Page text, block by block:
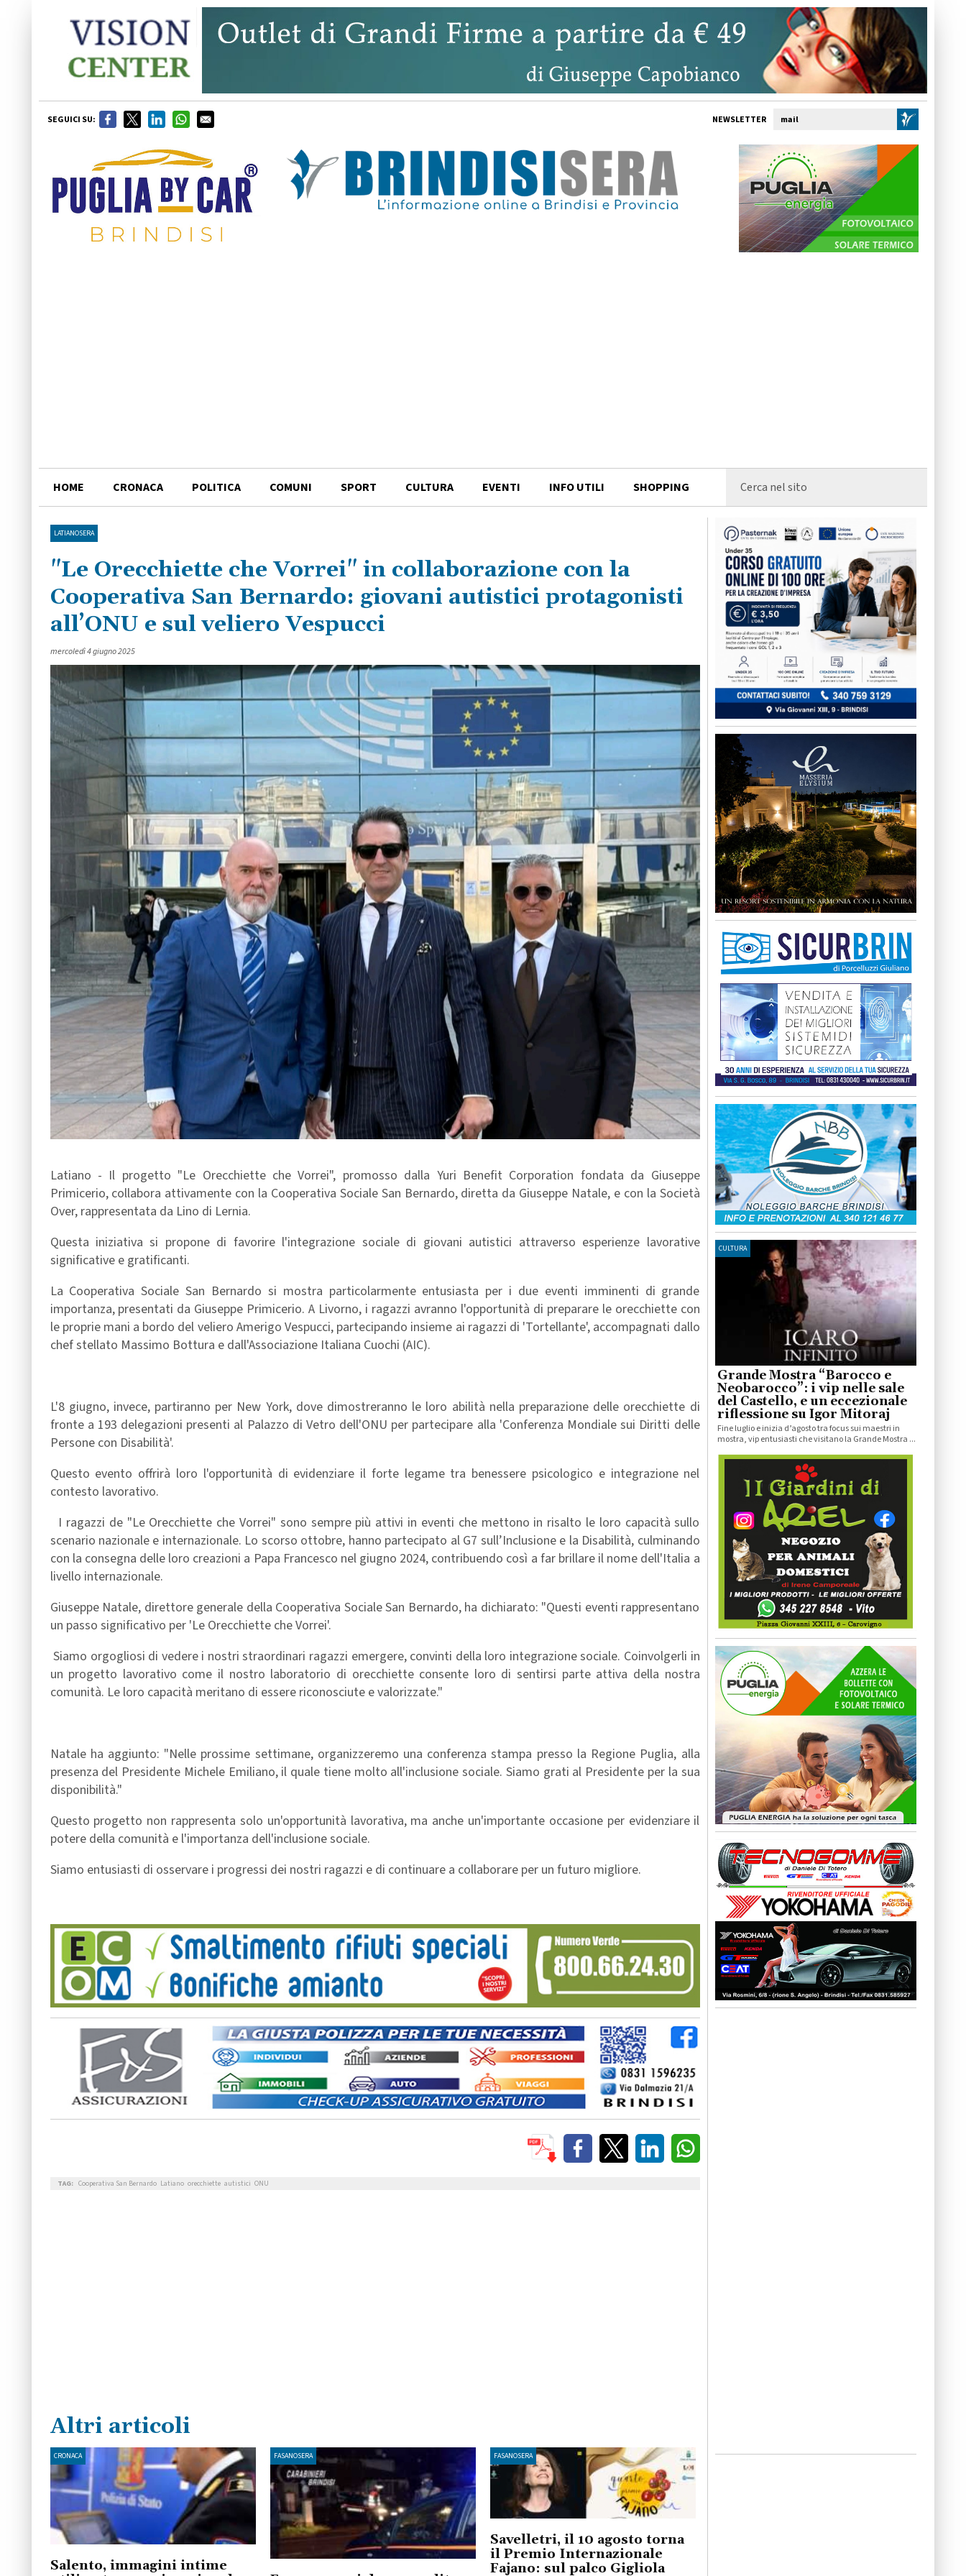
SEGUICI SU: NEWSLETTER
HOME CRONACA POLITICA COMUNI SPORT CULTURA EVENTI INFO UTILI SHOPPING
LATIANOSERA
"Le Orecchiette che Vorrei" in collaborazione con la
Cooperativa San Bernardo: giovani autistici protagonisti
all’ONU e sul veliero Vespucci
mercoledì 4 giugno 2025
Latiano - Il progetto "Le Orecchiette che Vorrei", promosso dalla Yuri Benefit Corporation fondata da Giuseppe
Primicerio, collabora attivamente con la Cooperativa Sociale San Bernardo, diretta da Giuseppe Natale, e con la Società
Over, rappresentata da Lino di Lernia.
Questa iniziativa si propone di favorire l'integrazione sociale di giovani autistici attraverso esperienze lavorative
significative e gratificanti.
La Cooperativa Sociale San Bernardo si mostra particolarmente entusiasta per i due eventi imminenti di grande
importanza, presentati da Giuseppe Primicerio. A Livorno, i ragazzi avranno l'opportunità di preparare le orecchiette con
le proprie mani a bordo del veliero Amerigo Vespucci, partecipando insieme ai ragazzi di 'Tortellante', accompagnati dallo
chef stellato Massimo Bottura e dall'Associazione Italiana Cuochi (AIC).
L'8 giugno, invece, partiranno per New York, dove dimostreranno le loro abilità nella preparazione delle orecchiette di
fronte a 193 delegazioni presenti al Palazzo di Vetro dell'ONU per partecipare alla 'Conferenza Mondiale sui Diritti delle
Persone con Disabilità'.
Questo evento offrirà loro l'opportunità di evidenziare il forte legame tra benessere psicologico e integrazione nel
contesto lavorativo.
I ragazzi de "Le Orecchiette che Vorrei" sono sempre più attivi in eventi che mettono in risalto le loro capacità sullo
scenario nazionale e internazionale. Lo scorso ottobre, hanno partecipato al G7 sull’Inclusione e la Disabilità, culminando
con la consegna delle loro creazioni a Papa Francesco nel giugno 2024, contribuendo così a far brillare il nome dell'Italia a
livello internazionale.
Giuseppe Natale, direttore generale della Cooperativa Sociale San Bernardo, ha dichiarato: "Questi eventi rappresentano
un passo significativo per 'Le Orecchiette che Vorrei'.
Siamo orgogliosi di vedere i nostri straordinari ragazzi emergere, convinti della loro integrazione sociale. Coinvolgerli in
un progetto lavorativo come il nostro laboratorio di orecchiette consente loro di sentirsi parte attiva della nostra
comunità. Le loro capacità meritano di essere riconosciute e valorizzate."
Natale ha aggiunto: "Nelle prossime settimane, organizzeremo una conferenza stampa presso la Regione Puglia, alla
presenza del Presidente Michele Emiliano, il quale tiene molto all'inclusione sociale. Siamo grati al Presidente per la sua
disponibilità."
Questo progetto non rappresenta solo un'opportunità lavorativa, ma anche un'importante occasione per evidenziare il
potere della comunità e l'importanza dell'inclusione sociale.
Siamo entusiasti di osservare i progressi dei nostri ragazzi e di continuare a collaborare per un futuro migliore.
TAG: Cooperativa San Bernardo Latiano orecchiette autistici ONU
Altri articoli
CRONACA
Salento, immagini intime
FASANOSERA FASANOSERA
Savelletri, il 10 agosto torna
il Premio Internazionale
Fajano: sul palco Gigliola
CULTURA
Grande Mostra “Barocco e
Neobarocco”: i vip nelle sale
del Castello, e un eccezionale
riflessione su Igor Mitoraj
Fine luglio e inizia d’agosto tra focus sui maestri in
mostra, vip entusiasti che visitano la Grande Mostra ...